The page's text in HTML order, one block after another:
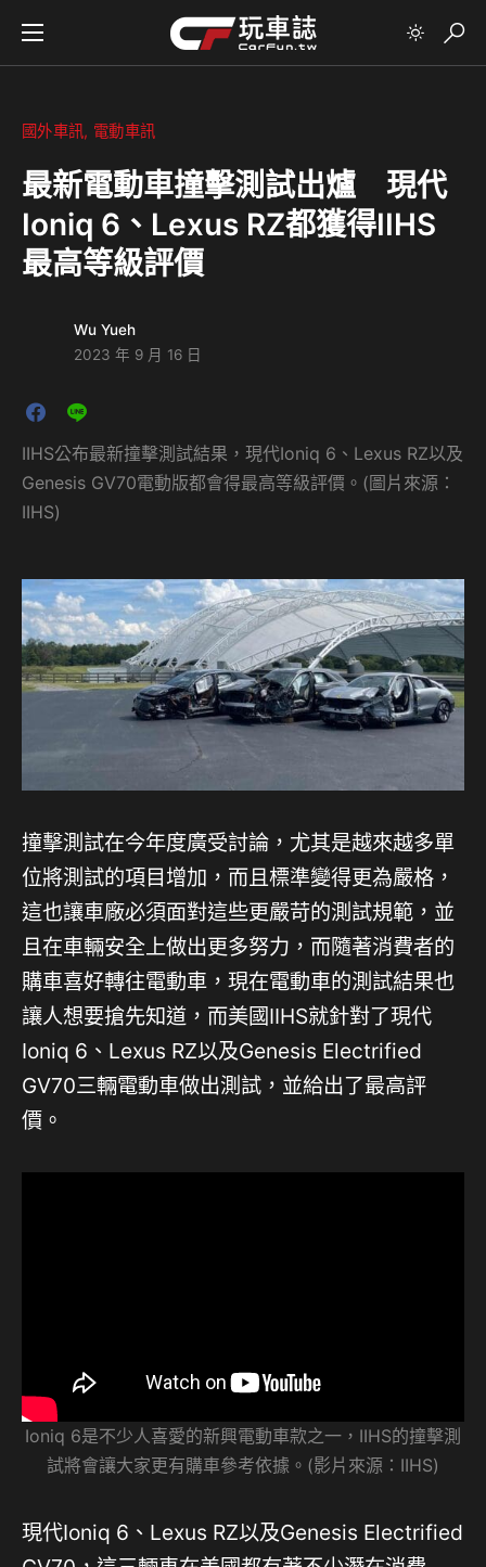
國外車訊 電動車訊
最新電動車撞擊測試出爐 現代
Ioniq 6、Lexus RZ都獲得IIHS
最高等級評價
Wu Yueh
2023 年 9 月 16 日
IIHS公布最新撞擊測試結果，現代Ioniq 6、Lexus RZ以及
Genesis GV70電動版都會得最高等級評價。(圖片來源：
IIHS)
撞擊測試在今年度廣受討論，尤其是越來越多單
位將測試的項目增加，而且標準變得更為嚴格，
這也讓車廠必須面對這些更嚴苛的測試規範，並
且在車輛安全上做出更多努力，而隨著消費者的
購車喜好轉往電動車，現在電動車的測試結果也
讓人想要搶先知道，而美國IIHS就針對了現代
Ioniq 6、Lexus RZ以及Genesis Electrified
GV70三輛電動車做出測試，並給出了最高評
價。
Ioniq 6是不少人喜愛的新興電動車款之一，IIHS的撞擊測
試將會讓大家更有購車參考依據。(影片來源：IIHS)
現代Ioniq 6、Lexus RZ以及Genesis Electrified